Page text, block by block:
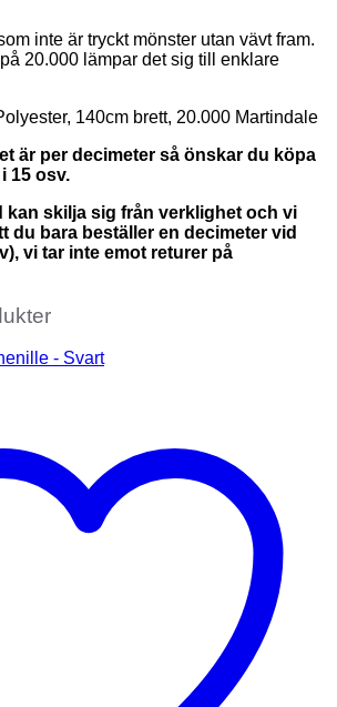
inte är tryckt mönster utan vävt fram.
20.000 lämpar det sig till enklare
140cm brett, 20.000 Martindale
är per decimeter så önskar du köpa
15 osv.
kan skilja sig från verklighet och vi
du bara beställer en decimeter vid
vi tar inte emot returer på